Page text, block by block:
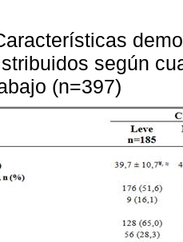
según
(n=397)